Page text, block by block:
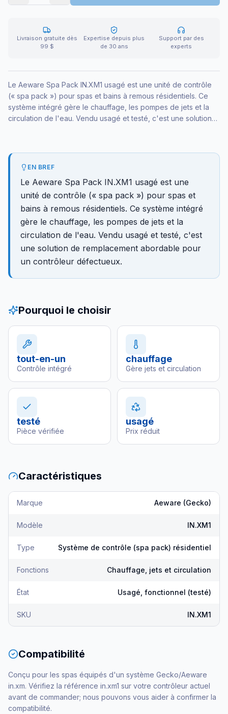
Livraison gratuite dès
99 $
Expertise depuis plus
de 30 ans
Support par des
experts
Le Aeware Spa Pack IN.XM1 usagé est une unité de contrôle
(« spa pack ») pour spas et bains à remous résidentiels. Ce
système intégré gère le chauffage, les pompes de jets et la
circulation de l'eau. Vendu usagé et testé, c'est une solution
EN BREF
Le Aeware Spa Pack IN.XM1 usagé est une
unité de contrôle (« spa pack ») pour spas et
bains à remous résidentiels. Ce système intégré
gère le chauffage, les pompes de jets et la
circulation de l'eau. Vendu usagé et testé, c'est
une solution de remplacement abordable pour
un contrôleur défectueux.
Pourquoi le choisir
tout-en-un
Contrôle intégré
chauffage
Gère jets et circulation
testé
Pièce vérifiée
usagé
Prix réduit
Caractéristiques
Marque Aeware (Gecko)
Modèle IN.XM1
Type Système de contrôle (spa pack) résidentiel
Fonctions Chauffage, jets et circulation
État Usagé, fonctionnel (testé)
SKU IN.XM1
Compatibilité
Conçu pour les spas équipés d'un système Gecko/Aeware
in.xm. Vérifiez la référence in.xm1 sur votre contrôleur actuel
avant de commander; nous pouvons vous aider à confirmer la
compatibilité.